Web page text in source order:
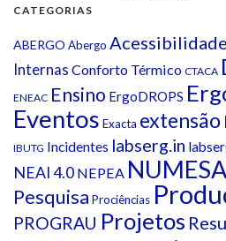
CATEGORIAS
ABERGO Abergo Acessibilidade
Internas Conforto Térmico CTACA
ENEAC Ensino ErgoDROPS
Eventos Exacta extensão
IBUTG Incidentes labserg.in
NEAI 4.0 NEPEA NUMESA
Pesquisa Prociências
PROGRAU Projetos